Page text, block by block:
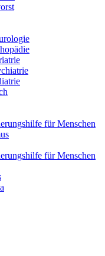
für Menschen
für Menschen